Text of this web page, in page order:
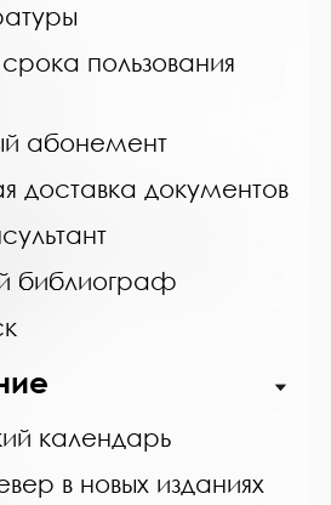
пользования
абонемент
доставка документов
библиограф
календарь
в новых изданиях
библиотека
МБ"